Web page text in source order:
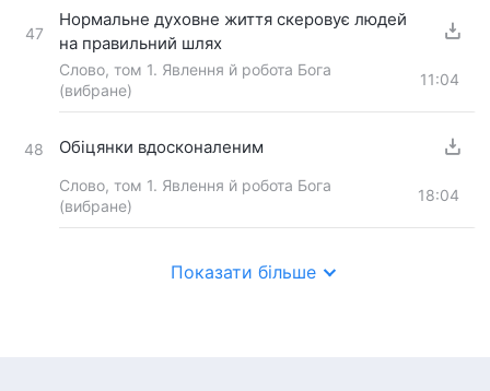
47
Нормальне духовне життя скеровує людей
на правильний шлях
Слово, том 1. Явлення й робота Бога
(вибране)
11:04
48 Обіцянки вдосконаленим
Слово, том 1. Явлення й робота Бога
(вибране)
18:04
Показати більше